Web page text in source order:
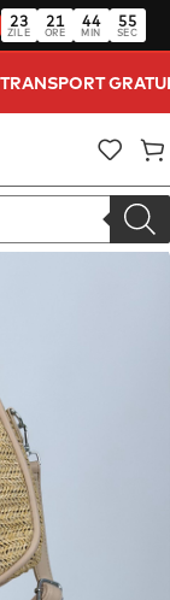
23
ZILE
21
ORE
44
MIN
54
SEC
TRANSPORT